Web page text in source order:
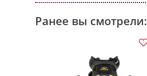
Ранее вы смотрели: